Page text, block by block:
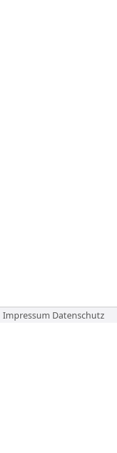
Impressum Datenschutz